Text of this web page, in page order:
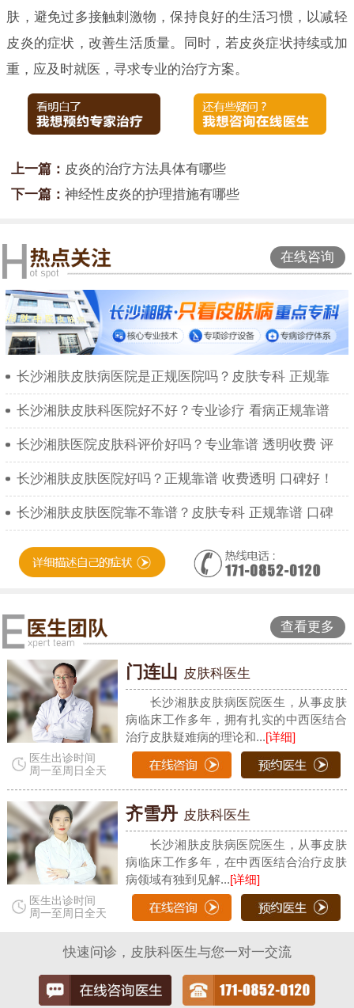
肤，避免过多接触刺激物，保持良好的生活习惯，以减轻
皮炎的症状，改善生活质量。同时，若皮炎症状持续或加
重，应及时就医，寻求专业的治疗方案。
上一篇： 皮炎的治疗方法具体有哪些
下一篇： 神经性皮炎的护理措施有哪些
在线咨询
长沙湘肤皮肤病医院是正规医院吗？皮肤专科 正规靠
长沙湘肤皮肤科医院好不好？专业诊疗 看病正规靠谱
长沙湘肤医院皮肤科评价好吗？专业靠谱 透明收费 评
长沙湘肤皮肤医院好吗？正规靠谱 收费透明 口碑好！
长沙湘肤皮肤医院靠不靠谱？皮肤专科 正规靠谱 口碑
查看更多
医生出诊时间
周一至周日全天
门连山 皮肤科医生
长沙湘肤皮肤病医院医生，从事皮肤
病临床工作多年，拥有扎实的中西医结合
治疗皮肤疑难病的理论和...[详细]
医生出诊时间
周一至周日全天
齐雪丹 皮肤科医生
长沙湘肤皮肤病医院医生，从事皮肤
病临床工作多年，在中西医结合治疗皮肤
病领域有独到见解...[详细]
快速问诊，皮肤科医生与您一对一交流